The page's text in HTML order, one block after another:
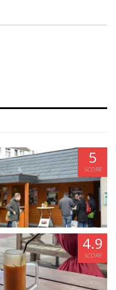
5
SCORE
4.9
SCORE